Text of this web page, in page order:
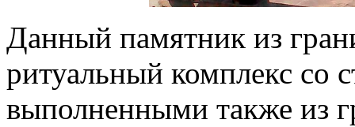
Данный памятник из
ритуальный комплекс со
выполненными также из